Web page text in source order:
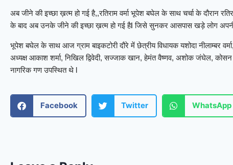
अब जीने की इच्छा ख़त्म हो गई है,,रतिराम वर्माभूपेश बघेल के साथ चर्चा के दौरान
के बाद अब उनके जीने की इच्छा ख़त्म हो गई हैl जिसे सुनकर आसपास खड़े लोग
भूपेश बघेल के साथ आज ग्राम बाइकटोरी दौरे में छेत्रीय विधायक यशोदा नीलाम्बर
अध्यक्ष आकाश शर्मा, निखिल द्विवेदी, सज्जाक खान, हेमंत वैष्णव, अशोक जंघेल,
नागरिक गण उपस्थित थे l
Facebook Twitter WhatsApp